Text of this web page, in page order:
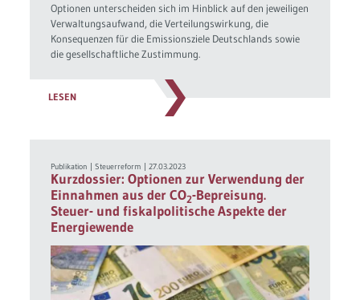
Optionen unterscheiden sich im Hinblick auf den jeweiligen
Verwaltungsaufwand, die Verteilungswirkung, die
Konsequenzen für die Emissionsziele Deutschlands sowie
die gesellschaftliche Zustimmung.
LESEN
Publikation |Steuerreform |27.03.2023
Kurzdossier: Optionen zur Verwendung der
Einnahmen aus der CO2-Bepreisung.
Steuer- und fiskalpolitische Aspekte der
Energiewende